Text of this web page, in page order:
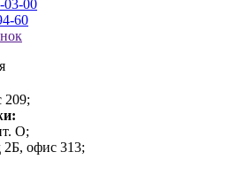
03-00
60
209;
О;
офис 313;